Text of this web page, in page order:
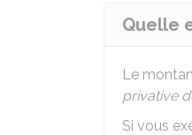
Quelle
Le
privative
Si vous